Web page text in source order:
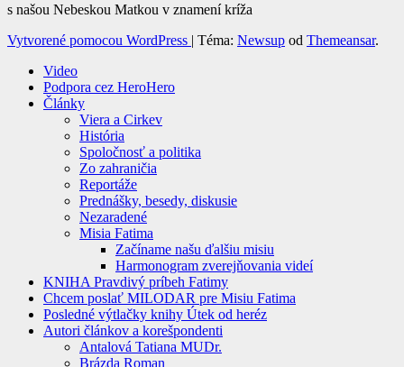
s našou Nebeskou Matkou v znamení kríža
Vytvorené pomocou WordPress | Téma: Newsup od Themeansar.
Video
Podpora cez HeroHero
Články
Viera a Cirkev
História
Spoločnosť a politika
Zo zahraničia
Reportáže
Prednášky, besedy, diskusie
Nezaradené
Misia Fatima
Začíname našu ďalšiu misiu
Harmonogram zverejňovania videí
KNIHA Pravdivý príbeh Fatimy
Chcem poslať MILODAR pre Misiu Fatima
Posledné výtlačky knihy Útek od heréz
Autori článkov a korešpondenti
Antalová Tatiana MUDr.
Brázda Roman